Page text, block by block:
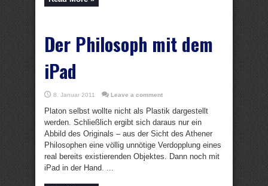
Der Philosoph mit dem
iPad
8. Januar 2011 Leave a comment
Platon selbst wollte nicht als Plastik dargestellt
werden. Schließlich ergibt sich daraus nur ein
Abbild des Originals – aus der Sicht des Athener
Philosophen eine völlig unnötige Verdopplung eines
real bereits existierenden Objektes. Dann noch mit
iPad in der Hand. ...